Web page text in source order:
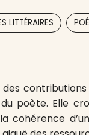
LITTÉRAIRES
poète. Elle
cohérence